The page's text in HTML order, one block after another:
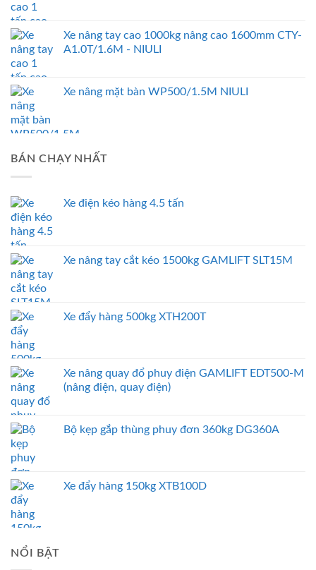
Xe nâng tay cao 1000kg nâng cao 1600mm CTY-
A1.0T/1.6M - NIULI
Xe nâng mặt bàn WP500/1.5M NIULI
BÁN CHẠY NHẤT
Xe điện kéo hàng 4.5 tấn
Xe nâng tay cắt kéo 1500kg GAMLIFT SLT15M
Xe đẩy hàng 500kg XTH200T
Xe nâng quay đổ phuy điện GAMLIFT EDT500-M
(nâng điện, quay điện)
Bộ kẹp gắp thùng phuy đơn 360kg DG360A
Xe đẩy hàng 150kg XTB100D
NỔI BẬT